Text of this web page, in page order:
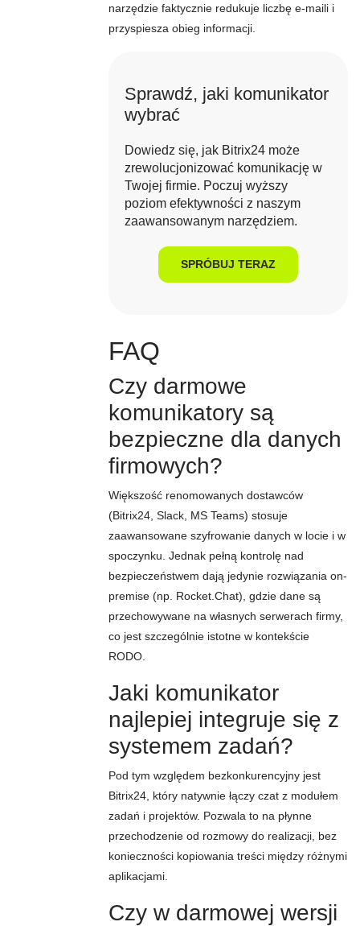
narzędzie faktycznie redukuje liczbę e-maili i
przyspiesza obieg informacji.
Sprawdź, jaki komunikator
wybrać
Dowiedz się, jak Bitrix24 może
zrewolucjonizować komunikację w
Twojej firmie. Poczuj wyższy
poziom efektywności z naszym
zaawansowanym narzędziem.
SPRÓBUJ TERAZ
FAQ
Czy darmowe
komunikatory są
bezpieczne dla danych
firmowych?
Większość renomowanych dostawców
(Bitrix24, Slack, MS Teams) stosuje
zaawansowane szyfrowanie danych w locie i w
spoczynku. Jednak pełną kontrolę nad
bezpieczeństwem dają jedynie rozwiązania on-
premise (np. Rocket.Chat), gdzie dane są
przechowywane na własnych serwerach firmy,
co jest szczególnie istotne w kontekście
RODO.
Jaki komunikator
najlepiej integruje się z
systemem zadań?
Pod tym względem bezkonkurencyjny jest
Bitrix24, który natywnie łączy czat z modułem
zadań i projektów. Pozwala to na płynne
przechodzenie od rozmowy do realizacji, bez
konieczności kopiowania treści między różnymi
aplikacjami.
Czy w darmowej wersji